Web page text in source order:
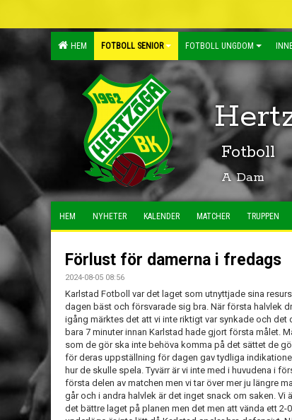
HEM FOTBOLL SENIOR FOTBOLL UNGDOM
Fotboll
A Dam
HEM NYHETER KALENDER MATCHER TRUPPEN
Förlust för damerna i fredags
2024-08-05 08:56
Karlstad Fotboll var det laget som utnyttjade sina
dagen bäst och försvarade sig bra. När första halvlek
igång märktes det att vi inte riktigt var synkade och det
bara 7 minuter innan Karlstad hade gjort första målet.
som de gör ska inte behöva komma på det sättet de
för deras uppställning för dagen gav tydliga
hur de skulle spela. Tyvärr är vi inte med i huvudena i
första delen av matchen men vi tar över mer ju längre
går och i andra halvlek är det inget snack om saken. Vi
det bättre laget på planen men det men att vända ett 2-0